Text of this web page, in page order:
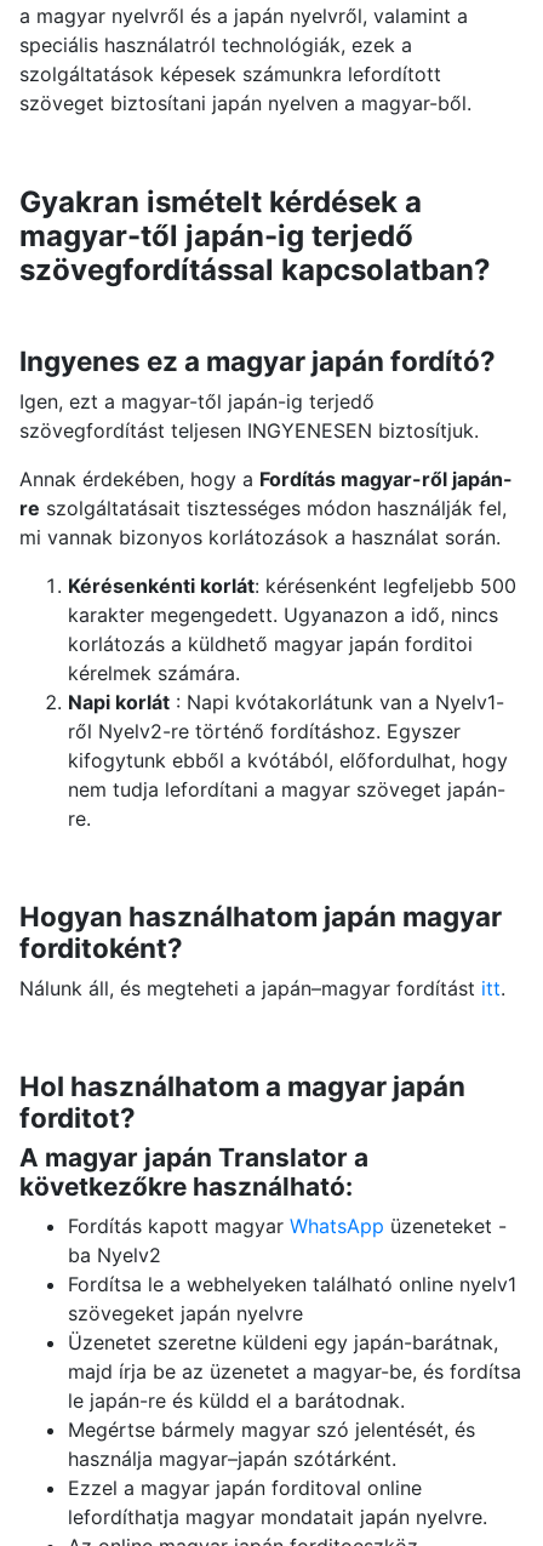
a magyar nyelvről és a japán nyelvről, valamint a
speciális használatról technológiák, ezek a
szolgáltatások képesek számunkra lefordított
szöveget biztosítani japán nyelven a magyar-ből.
Gyakran ismételt kérdések a
magyar-től japán-ig terjedő
szövegfordítással kapcsolatban?
Ingyenes ez a magyar japán fordító?
Igen, ezt a magyar-től japán-ig terjedő
szövegfordítást teljesen INGYENESEN biztosítjuk.
Annak érdekében, hogy a Fordítás magyar-ről japán-
re szolgáltatásait tisztességes módon használják fel,
mi vannak bizonyos korlátozások a használat során.
Kérésenkénti korlát: kérésenként legfeljebb 500
karakter megengedett. Ugyanazon a idő, nincs
korlátozás a küldhető magyar japán forditoi
kérelmek számára.
Napi korlát: Napi kvótakorlátunk van a Nyelv1-
ről Nyelv2-re történő fordításhoz. Egyszer
kifogytunk ebből a kvótából, előfordulhat, hogy
nem tudja lefordítani a magyar szöveget japán-
re.
Hogyan használhatom japán magyar
forditoként?
Nálunk áll, és megteheti a japán–magyar fordítást itt.
Hol használhatom a magyar japán
forditot?
A magyar japán Translator a
következőkre használható:
Fordítás kapott magyar WhatsApp üzeneteket -
ba Nyelv2
Fordítsa le a webhelyeken található online nyelv1
szövegeket japán nyelvre
Üzenetet szeretne küldeni egy japán-barátnak,
majd írja be az üzenetet a magyar-be, és fordítsa
le japán-re és küldd el a barátodnak.
Megértse bármely magyar szó jelentését, és
használja magyar–japán szótárként.
Ezzel a magyar japán forditoval online
lefordíthatja magyar mondatait japán nyelvre.